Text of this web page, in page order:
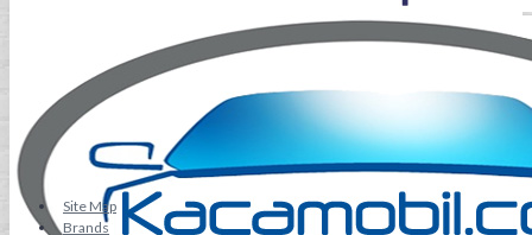
Site Map
Brands